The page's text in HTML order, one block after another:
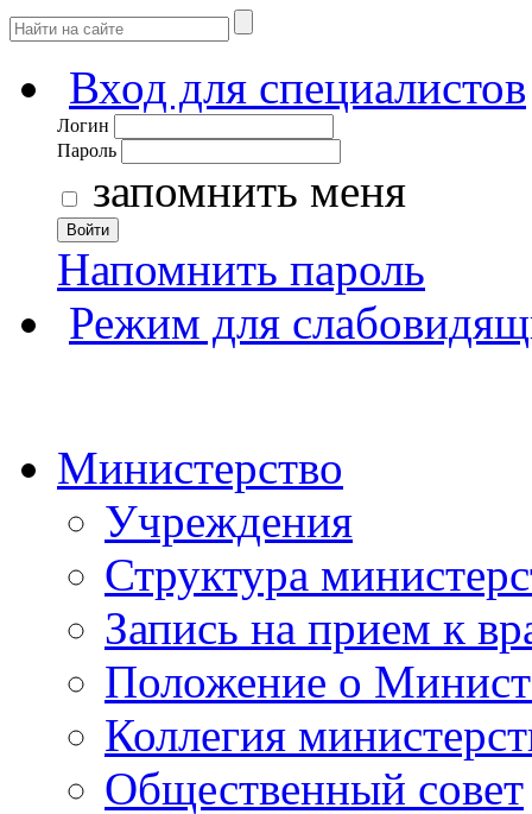
Вход для специалистов
Логин
Пароль
запомнить меня
Войти
Напомнить пароль
Режим для
Министерство
Учреждения
Структура
Запись на прием к
Положение о
Коллегия
Общественный совет